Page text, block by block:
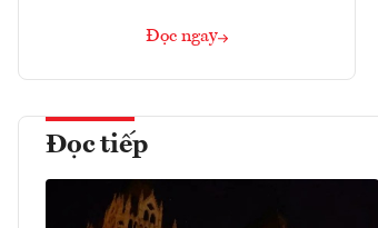
Đọc ngay
Đọc tiếp